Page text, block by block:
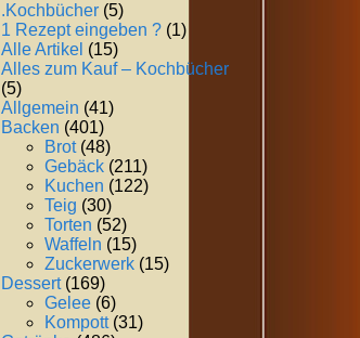
.Kochbücher (5)
1 Rezept eingeben ? (1)
Alle Artikel (15)
Alles zum Kauf – Kochbücher
(5)
Allgemein (41)
Backen (401)
Brot(48)
Gebäck (211)
Kuchen (122)
Teig (30)
Torten (52)
Waffeln (15)
Zuckerwerk (15)
Dessert(169)
Gelee (6)
Kompott(31)